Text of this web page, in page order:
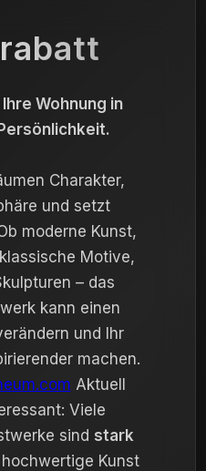
Wohnung in
Charakter,
und setzt
moderne Kunst,
Motive,
– das
kann einen
und Ihr
machen.
Aktuell
Viele
sind stark
Kunst